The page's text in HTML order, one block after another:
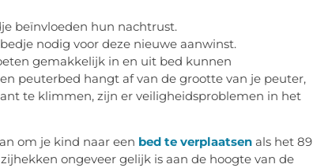
beïnvloeden hun nachtrust.
nodig voor deze nieuwe aanwinst.
gemakkelijk in en uit bed kunnen
peuterbed hangt af van de grootte van je peuter,
te klimmen, zijn er veiligheidsproblemen in het
om je kind naar een bed te verplaatsenals het 89
ongeveer gelijk is aan de hoogte van de